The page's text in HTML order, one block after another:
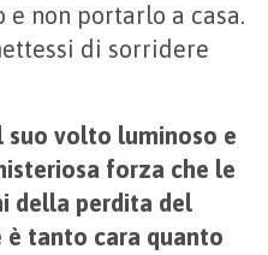
non portarlo a casa.
di sorridere
suo volto luminoso e
forza che le
della perdita del
tanto cara quanto